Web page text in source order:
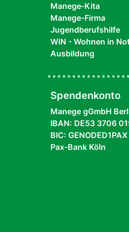
Manege-Kita
Manege-Firma
Jugendberufshilfe
WiN - Wohnen in
Ausbildung
Spendenkonto
Manege gGmbH
IBAN: DE53 3706
BIC: GENODED1PAX
Pax-Bank Köln